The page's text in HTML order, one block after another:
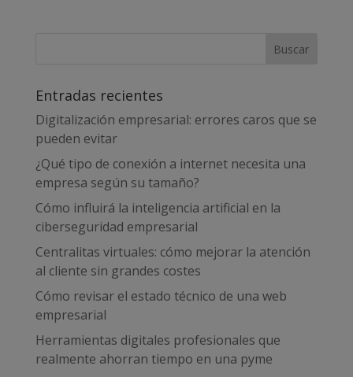
Entradas recientes
Digitalización empresarial: errores caros que se
pueden evitar
¿Qué tipo de conexión a internet necesita una
empresa según su tamaño?
Cómo influirá la inteligencia artificial en la
ciberseguridad empresarial
Centralitas virtuales: cómo mejorar la atención
al cliente sin grandes costes
Cómo revisar el estado técnico de una web
empresarial
Herramientas digitales profesionales que
realmente ahorran tiempo en una pyme